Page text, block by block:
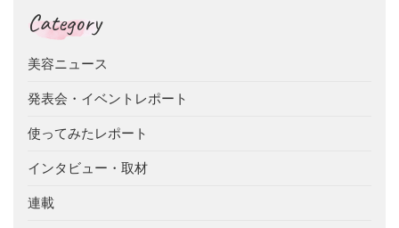
Category
美容ニュース
発表会・イベントレポート
使ってみたレポート
インタビュー・取材
連載